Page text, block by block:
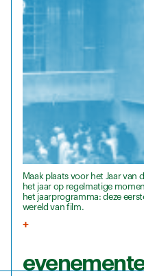
Maak plaats voor het Jaar van
het jaar op regelmatige
het jaarprogramma: deze
wereld van film.